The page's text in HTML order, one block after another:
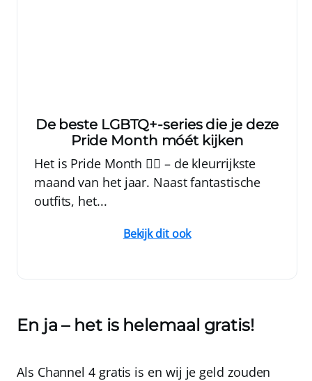
De beste LGBTQ+-series die je deze
Pride Month móét kijken
Het is Pride Month 🏳️‍🌈 – de kleurrijkste
maand van het jaar. Naast fantastische
outfits, het...
Bekijk dit ook
En ja – het is helemaal gratis!
Als Channel 4 gratis is en wij je geld zouden